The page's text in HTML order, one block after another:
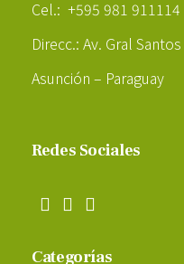
Cel.: +595 981 911114
Direcc.: Av. Gral
Asunción – Paraguay
Redes Sociales
Categorías